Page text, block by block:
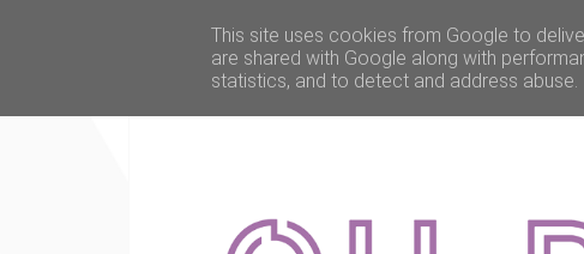
This site uses cookies from Google to
are shared with Google along with
statistics, and to detect and address abuse.